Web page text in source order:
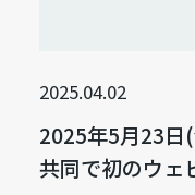
2025.04.02
2025年5月23
共同で初のウェ